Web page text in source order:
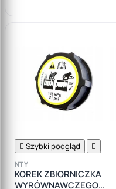
 Szybki podgląd 
NTY
KOREK ZBIORNICZKA
WYRÓWNAWCZEGO